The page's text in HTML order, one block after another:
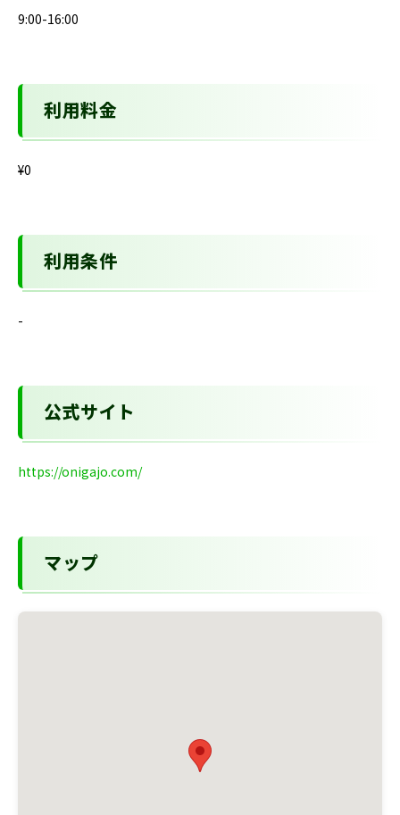
9:00-16:00
利用料金
¥0
利用条件
-
公式サイト
https://onigajo.com/
マップ